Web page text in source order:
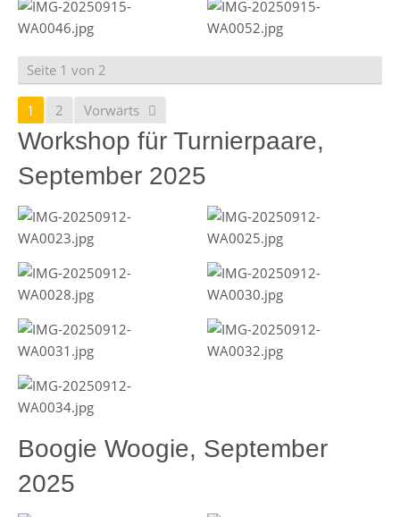
Seite 1 von 2
1 2 Vorwärts
Workshop für Turnierpaare,
September 2025
Boogie Woogie, September
2025